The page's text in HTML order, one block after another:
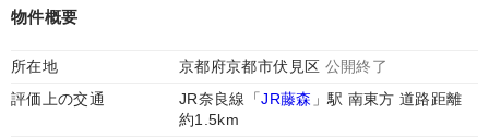
物件概要
所在地 京都府京都市伏見区 公開終了
評価上の交通
JR奈良線「JR藤森 」駅 南東方 道路距離
約1.5km